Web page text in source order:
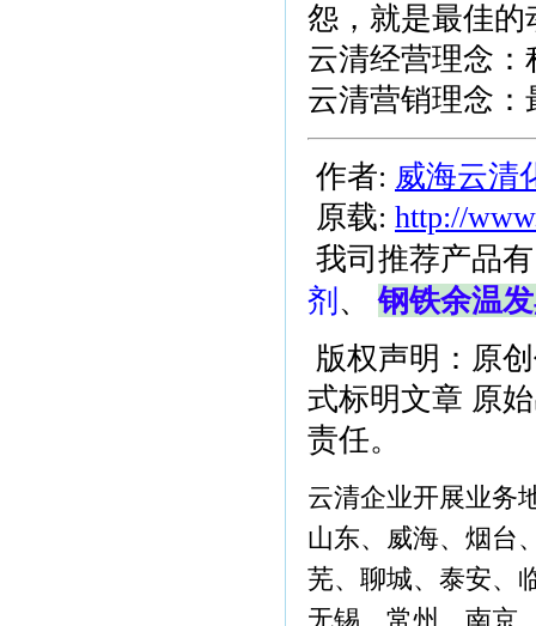
怨，就是最佳的
云清经营理念
云清营销理念
作者: 威海云清
原载: http://
我司推荐产品
剂 、钢铁余温
版权声明：原
式标明文章 原
责任。
云清企业开展业务
山东、威海、烟台
芜、聊城、泰安、
无锡、常州、南京